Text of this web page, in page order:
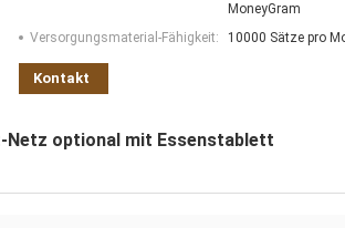
MoneyGram
Versorgungsmaterial-Fähigkeit:
10000 Sätze pro
Kontakt
optional mit Essenstablett